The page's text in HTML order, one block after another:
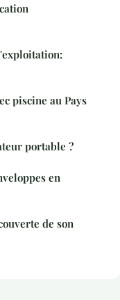
piscine au Pays
portable ?
en
de son